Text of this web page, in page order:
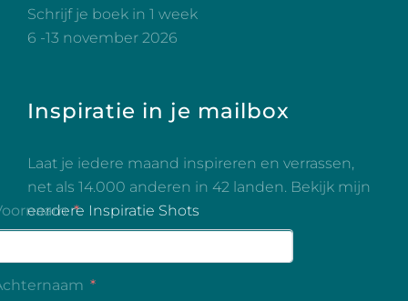
Schrijf je boek in 1 week
6 -13 november 2026
Inspiratie in je mailbox
Laat je iedere maand inspireren en verrassen,
net als 14.000 anderen in 42 landen. Bekijk mijn
eerdere Inspiratie Shots